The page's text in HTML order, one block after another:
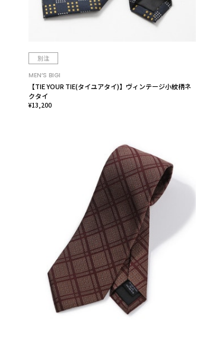
別注
MEN’S BIGI
【TIE YOUR TIE(タイユアタイ)】ヴィンテージ小紋柄ネ
クタイ
¥13,200